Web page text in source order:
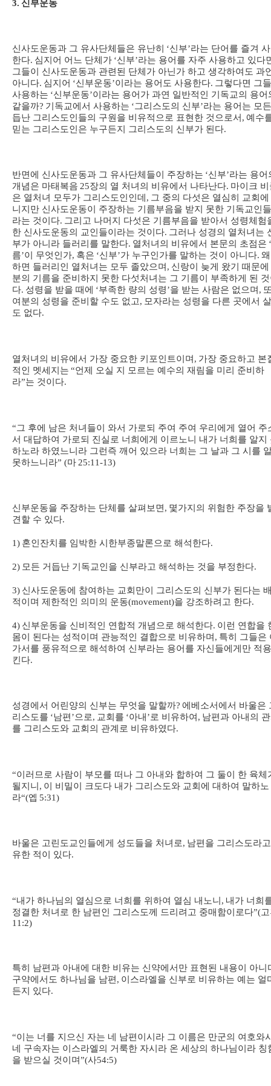
3. 신부운동
신사도운동과 그 유사단체들은 유난히 ‘신부’라는 단어를 즐겨
한다. 심지어 어느 단체가 ‘신부’라는 용어를 자주 사용하고 있다
그들이 신사도운동과 관련된 단체가 아닌가 하고 생각하여도 과
아니다. 심지어 ‘신부운동’이라는 용어도 사용한다. 그렇다면 그
사용하는 ‘신부운동’이라는 용어가 과연 일반적인 기독교의 용어
같을까? 기독교에서 사용하는 ‘그리스도의 신부’라는 용어는 모
듭난 그리스도인들의 구원을 비유적으로 표현한 것으로서 , 예수
믿는 그리스도인은 누구든지 그리스도의 신부가 된다.
반면에 신사도운동과 그 유사단체들이 주장하는 ‘신부’라는 용어
개념은 마태복음 25장의 열 처녀의 비유에서 나타난다. 마이크 비
은 열처녀 모두가 그리스도인인데 , 그 중의 다섯은 열심히 교회에
니지만 신사도운동이 주장하는 기름부음을 받지 못한 기독교인
라는 것이다. 그리고 나머지 다섯은 기름부음을 받아서 성령체험
한 신사도운동의 교인들이라는 것이다. 그러나 성경의 열처녀는
부가 아니라 들러리를 말한다. 열처녀의 비유에서 본문의 초점은 ‘
름’이 무엇인가, 혹은 ‘신부’가 누구인가를 말하는 것이 아니다.
하면 들러리인 열처녀는 모두 졸았으며 , 신랑이 늦게 왔기 때문에
분의 기름을 준비하지 못한 다섯처녀는 그 기름이 부족하게 된
다. 성령을 받을 때에 ‘부족한 량의 성령’을 받는 사람은 없으며 ,
여분의 성령을 준비할 수도 없고, 모자라는 성령을 다른 곳에서
도 없다.
열처녀의 비유에서 가장 중요한 키포인트이며 , 가장 중요하고 본
적인 멧세지는 “언제 오실 지 모르는 예수의 재림을 미리 준비하
라”는 것이다.
“그 후에 남은 처녀들이 와서 가로되 주여 주여 우리에게 열어 주
서 대답하여 가로되 진실로 너희에게 이르노니 내가 너희를 알지
하노라 하였느니라 그런즉 깨어 있으라 너희는 그 날과 그 시를
못하느니라” (마 25:11-13)
신부운동을 주장하는 단체를 살펴보면 , 몇가지의 위험한 주장을
견할 수 있다.
1) 혼인잔치를 임박한 시한부종말론으로 해석한다.
2) 모든 거듭난 기독교인을 신부라고 해석하는 것을 부정한다.
3) 신사도운동에 참여하는 교회만이 그리스도의 신부가 된다는
적이며 제한적인 의미의 운동(movement)을 강조하려고 한다.
4) 신부운동을 신비적인 연합적 개념으로 해석한다. 이런 연합을
몸이 된다는 성적이며 관능적인 결합으로 비유하며 , 특히 그들은
가서를 풍유적으로 해석하여 신부라는 용어를 자신들에게만 적
킨다.
성경에서 어린양의 신부는 무엇을 말할까? 에베소서에서 바울은
리스도를 ‘남편 ’으로, 교회를 ‘아내 ’로 비유하여 , 남편과 아내의
를 그리스도와 교회의 관계로 비유하였다.
“이러므로 사람이 부모를 떠나 그 아내와 합하여 그 둘이 한 육체
될지니 , 이 비밀이 크도다 내가 그리스도와 교회에 대하여 말하노
라“(엡 5:31)
바울은 고린도교인들에게 성도들을 처녀로, 남편을 그리스도라
유한 적이 있다.
“내가 하나님의 열심으로 너희를 위하여 열심 내노니 , 내가 너희
정결한 처녀로 한 남편인 그리스도께 드리려고 중매함이로다”(
11:2)
특히 남편과 아내에 대한 비유는 신약에서만 표현된 내용이 아니
구약에서도 하나님을 남편 , 이스라엘을 신부로 비유하는 예는 얼
든지 있다.
“이는 너를 지으신 자는 네 남편이시라 그 이름은 만군의 여호와
네 구속자는 이스라엘의 거룩한 자시라 온 세상의 하나님이라 칭
을 받으실 것이며”(사54:5)